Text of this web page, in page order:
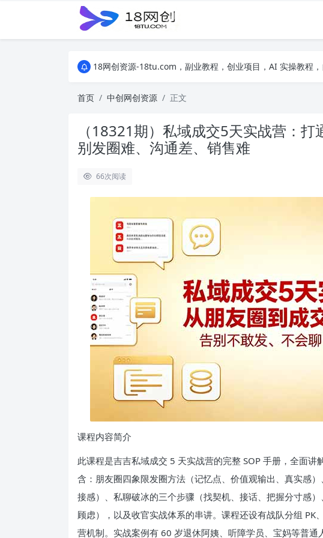
18网创资源-18tu.com，副业教程，创业项目，AI 实操教程
首页
中创网创资源 正文
（18321期）私域成交5天实战营：
别发圈难、沟通差、销售难
66次阅读
课程内容简介
此课程是吉吉私域成交 5 天实战营的完整 SOP 手册，全面
含：朋友圈四象限发圈方法（记忆点、价值观输出、真实感
接感）、私聊破冰的三个步骤（找契机、接话、把握分寸感
顾虑），以及收官实战体系的串讲。课程还设有战队分组 PK
营机制。实战案例有 60 岁退休阿姨、听障学员、宝妈等普